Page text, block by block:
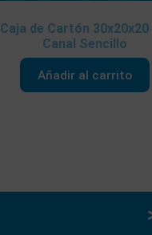
Caja de Cartón 30x20x20
Canal Sencillo
Añadir al carrito